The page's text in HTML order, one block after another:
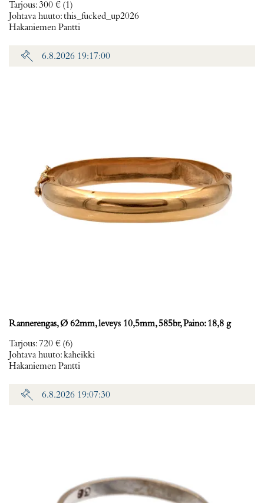
Tarjous:300 € (1)
Johtava huuto:this_fucked_up2026
Hakaniemen Pantti
6.8.2026 19:17:00
Rannerengas, Ø 62mm, leveys 10,5mm, 585br, Paino: 18,8 g
Tarjous:720 € (6)
Johtava huuto:kaheikki
Hakaniemen Pantti
6.8.2026 19:07:30